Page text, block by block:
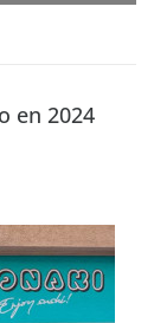
en 2024